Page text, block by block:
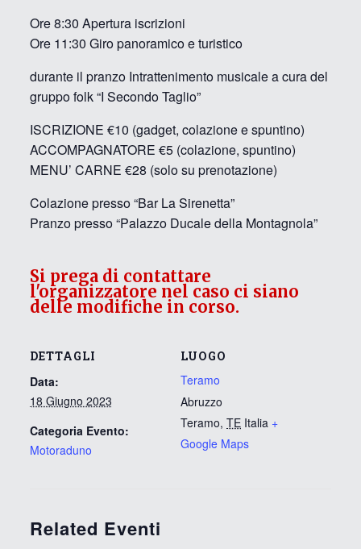
Ore 8:30 Apertura iscrizioni
Ore 11:30 Giro panoramico e turistico
durante il pranzo Intrattenimento musicale a cura del
gruppo folk “I Secondo Taglio”
ISCRIZIONE €10 (gadget, colazione e spuntino)
ACCOMPAGNATORE €5 (colazione, spuntino)
MENU’ CARNE €28 (solo su prenotazione)
Colazione presso “Bar La Sirenetta”
Pranzo presso “Palazzo Ducale della Montagnola”
DETTAGLI
Data:
18 Giugno 2023
Categoria Evento:
Motoraduno
LUOGO
Teramo
Abruzzo
Teramo, TE Italia +
Google Maps
Related Eventi
Si prega di contattare
l'organizzatore nel caso ci siano
delle modifiche in corso.